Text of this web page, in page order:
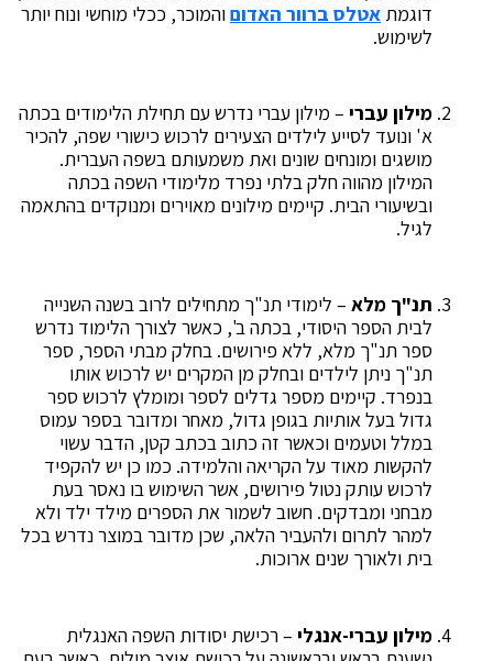
דוגמת אטלס ברוור האדוםוהמוכר, ככלי מוחשי ונוח יותר
לשימוש.
מילון עברי – מילון עברי נדרש עם תחילת הלימודים בכתה
א' ונועד לסייע לילדים הצעירים לרכוש כישורי שפה, להכיר
מושגים ומונחים שונים ואת משמעותם בשפה העברית.
המילון מהווה חלק בלתי נפרד מלימודי השפה בכתה
ובשיעורי הבית. קיימים מילונים מאוירים ומנוקדים בהתאמה
לגיל.
תנ"ך מלא – לימודי תנ"ך מתחילים לרוב בשנה השנייה
לבית הספר היסודי, בכתה ב', כאשר לצורך הלימוד נדרש
ספר תנ"ך מלא, ללא פירושים. בחלק מבתי הספר, ספר
תנ"ך ניתן לילדים ובחלק מן המקרים יש לרכוש אותו
בנפרד. קיימים מספר גדלים לספר ומומלץ לרכוש ספר
גדול בעל אותיות בגופן גדול, מאחר ומדובר בספר עמוס
במלל וטעמים וכאשר זה כתוב בכתב קטן, הדבר עשוי
להקשות מאוד על הקריאה והלמידה. כמו כן יש להקפיד
לרכוש עותק נטול פירושים, אשר השימוש בו נאסר בעת
מבחני ומבדקים. חשוב לשמור את הספרים מילד ילד ולא
למהר לתרום ולהעביר הלאה, שכן מדובר במוצר נדרש בכל
בית ולאורך שנים ארוכות.
מילון עברי-אנגלי – רכישת יסודות השפה האנגלית